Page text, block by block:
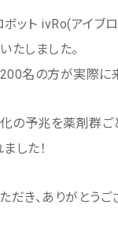
ット ivRo(アイブ
たしました。
名の方が実際に
の予兆を薬剤群ご
した！
き、ありがとうご